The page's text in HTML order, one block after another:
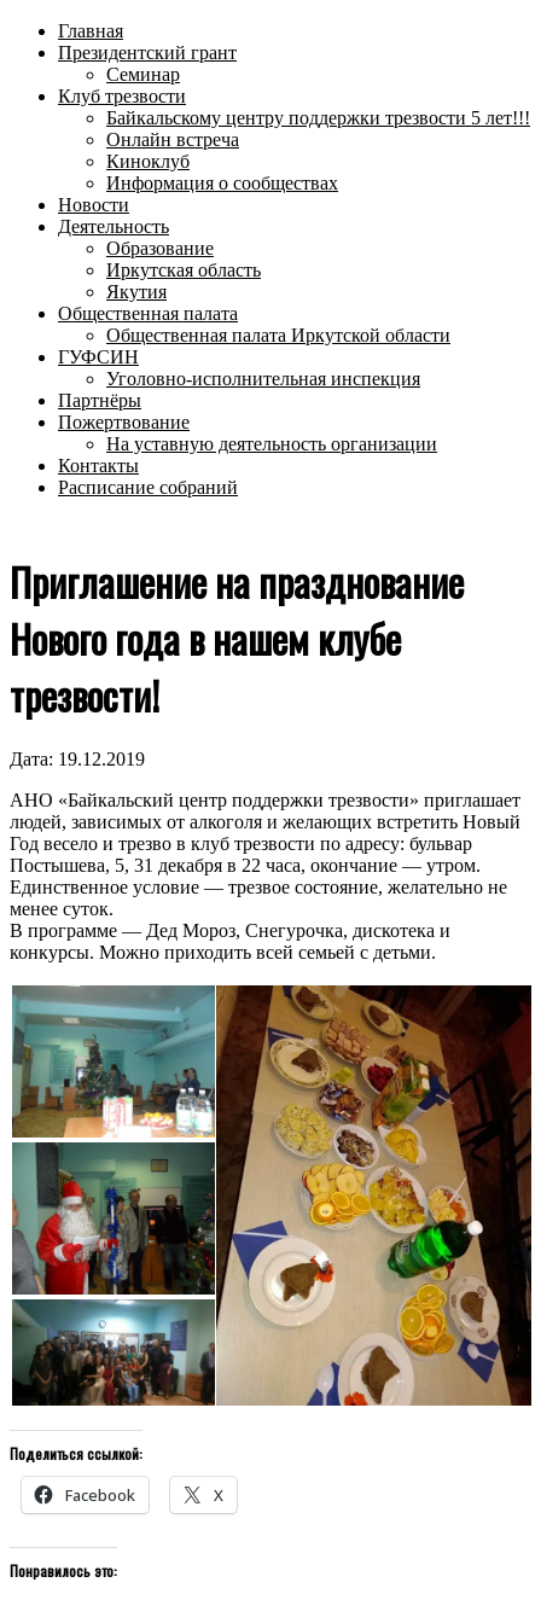
меню
Главная
Президентский грант
Семинар
Клуб трезвости
Байкальскому центру поддержки трезвости 5 лет!!!
Онлайн встреча
Киноклуб
Информация о сообществах
Новости
Деятельность
Образование
Иркутская область
Якутия
Общественная палата
Общественная палата Иркутской области
ГУФСИН
Уголовно-исполнительная инспекция
Партнёры
Пожертвование
На уставную деятельность организации
Контакты
Расписание собраний
Приглашение на празднование
Нового года в нашем клубе
трезвости!
Дата: 19.12.2019
АНО «Байкальский центр поддержки трезвости» приглашает
людей, зависимых от алкоголя и желающих встретить Новый
Год весело и трезво в клуб трезвости по адресу: бульвар
Постышева, 5, 31 декабря в 22 часа, окончание — утром.
Единственное условие — трезвое состояние, желательно не
менее суток.
В программе — Дед Мороз, Снегурочка, дискотека и
конкурсы. Можно приходить всей семьей с детьми.
Поделиться ссылкой:
Facebook X
Понравилось это: